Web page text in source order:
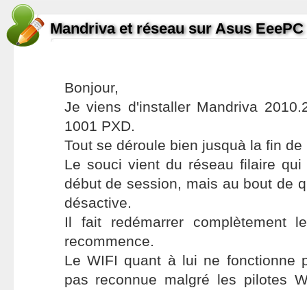
Mandriva et réseau sur Asus EeePC
Bonjour,
Je viens d'installer Mandriva
1001 PXD.
Tout se déroule bien jusquà la fin
Le souci vient du réseau filaire
début de session, mais au bout de
désactive.
Il fait redémarrer complètement
recommence.
Le WIFI quant à lui ne fonctionne
pas reconnue malgré les pilotes